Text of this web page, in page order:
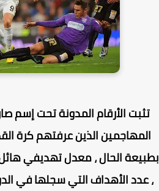
الأرقام المدونة تحت إسم
الذين عرفتهم كرة القدم
الحال ، معدل تهديفي هائل
الأهداف التي سجلها في